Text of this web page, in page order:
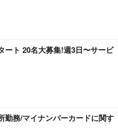
ート 20名大募集!週3日〜サービ
勤務/マイナンバーカードに関す